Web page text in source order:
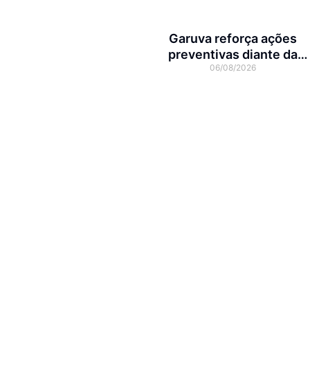
Garuva reforça ações
preventivas diante da
previsão de atuação do El
06/08/2026